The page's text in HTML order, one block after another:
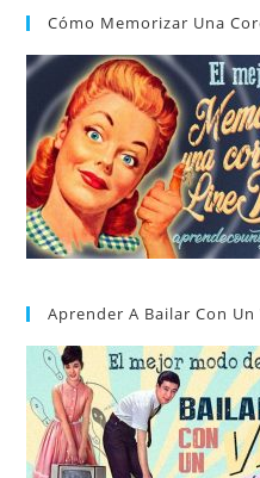
Cómo Memorizar Una
Aprender A Bailar Con